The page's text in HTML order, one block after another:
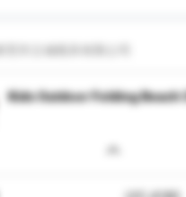
Kids Outdoor Folding Beach